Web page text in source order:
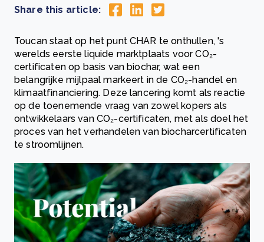
Share this article:
Toucan staat op het punt CHAR te onthullen, 's
werelds eerste liquide marktplaats voor CO₂-
certificaten op basis van biochar, wat een
belangrijke mijlpaal markeert in de CO₂-handel en
klimaatfinanciering. Deze lancering komt als reactie
op de toenemende vraag van zowel kopers als
ontwikkelaars van CO₂-certificaten, met als doel het
proces van het verhandelen van biocharcertificaten
te stroomlijnen.